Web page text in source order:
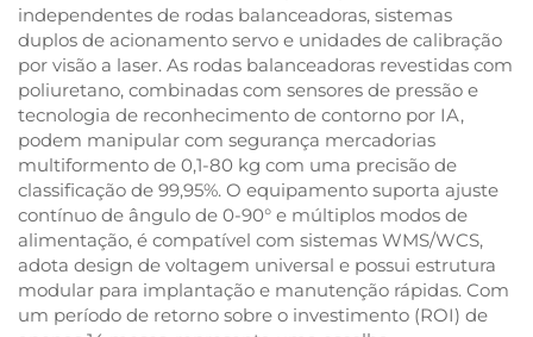
independentes de rodas balanceadoras, sistemas
duplos de acionamento servo e unidades de calibração
por visão a laser. As rodas balanceadoras revestidas com
poliuretano, combinadas com sensores de pressão e
tecnologia de reconhecimento de contorno por IA,
podem manipular com segurança mercadorias
multiformento de 0,1-80 kg com uma precisão de
classificação de 99,95%. O equipamento suporta ajuste
contínuo de ângulo de 0-90° e múltiplos modos de
alimentação, é compatível com sistemas WMS/WCS,
adota design de voltagem universal e possui estrutura
modular para implantação e manutenção rápidas. Com
um período de retorno sobre o investimento (ROI) de